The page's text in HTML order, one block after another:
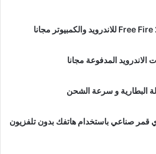
المدفوعة مجانا
قمر صناعي باستخدام هاتفك بدون تلفزيون